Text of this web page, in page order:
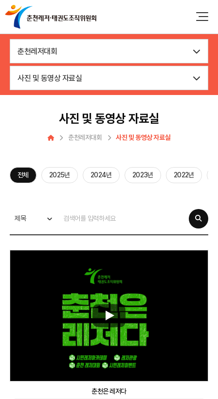
춘천레저대회
사진 및 동영상 자료실
사진 및 동영상 자료실
춘천레저대회 사진 및 동영상 자료실
전체 2025년 2024년 2023년 2022년
제목
춘천은 레저다